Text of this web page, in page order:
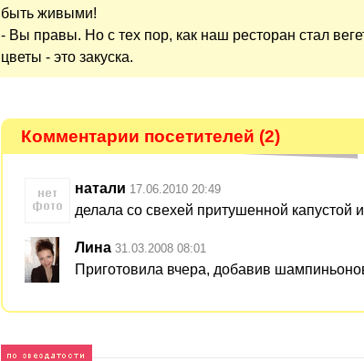
быть живыми!
- Вы правы. Но с тех пор, как наш ресторан стал
цветы - это закуска.
Комментарии посетителей (2)
натали 17.06.2010 20:49
делала со свехей притушенной
Лина 31.03.2008 08:01
Приготовила вчера, добавив